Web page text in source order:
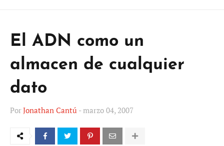
El ADN como un
almacen de cualquier
dato
PorJonathan Cantú - marzo 04, 2007